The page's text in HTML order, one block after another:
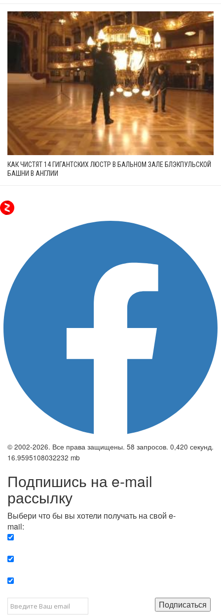
КАК ЧИСТЯТ 14 ГИГАНТСКИХ ЛЮСТР В БАЛЬНОМ ЗАЛЕ БЛЭКПУЛЬСКОЙ
БАШНИ В АНГЛИИ
© 2002-2026. Все права защищены. 58 запросов. 0,420 секунд.
16.9595108032232 mb
Подпишись на e-mail
рассылку
Выбери что бы вы хотели получать на свой e-
mail:
Подписаться